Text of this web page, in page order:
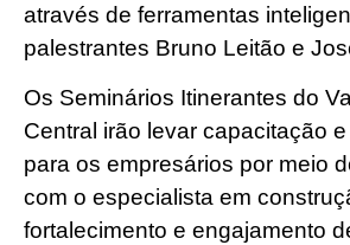
através de ferramentas
palestrantes Bruno Leitão e
Os Seminários Itinerantes do
Central irão levar capacitação
para os empresários por meio
com o especialista em
fortalecimento e engajamento